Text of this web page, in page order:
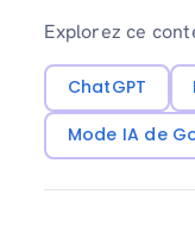
Explorez ce
ChatGPT
Mode IA de